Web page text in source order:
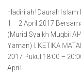
Hadirilah! Daurah Islam
1 – 2 April 2017
(Murid Syaikh Muqbil
Yaman) I. KETIKA
2017 Pukul 18:00 –
April…